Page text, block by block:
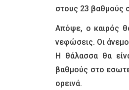
στους 23 βαθμούς
Απόψε, ο καιρός
νεφώσεις. Οι
Η θάλασσα θα
βαθμούς στο
ορεινά.